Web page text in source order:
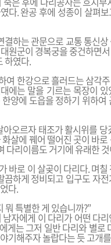
다. 완공 후에 성종이 살펴
하는 관문으로 교통 통신
원군이 경복궁을 중건하면
하였다.
여 한강으로 흘러드는 삼각
에는 말을 기르는 목장이
양에 도읍을 정하기 위하
오르자 태조가 활시위를
살에 꿰어 떨어진 곳이 바
다리이름도 거기에 유래한
바로 이 살곶이 다리다. 며
하게 정비되고 입구도 자
다.
뭐 특별한 게 있습니까?”
자에게 이 다리가 어떤 다
게는 그저 일반 다리와 별로
기해주자 놀랍다는 듯 고개